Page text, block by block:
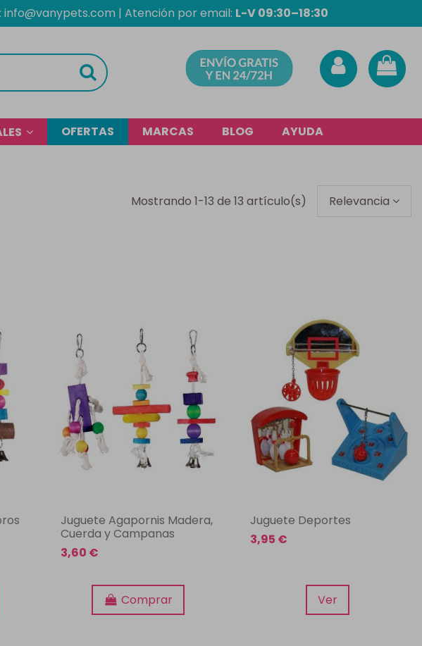
info@vanypets.com | Atención por email: L-V 09:30–18:30
OFERTAS MARCAS BLOG AYUDA
Mostrando 1-13 de 13 artículo(s) Relevancia
Juguete Agapornis Madera,
Cuerda y Campanas
3,60 €
Comprar
Juguete Deportes
3,95 €
Ver